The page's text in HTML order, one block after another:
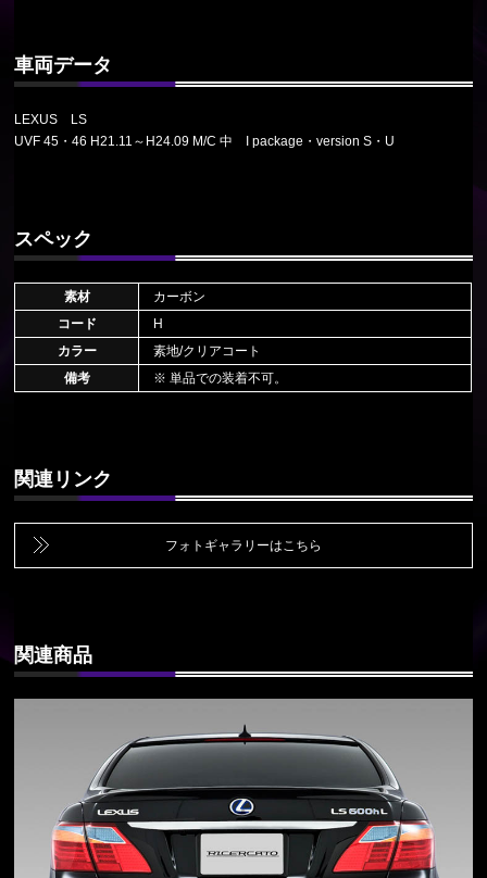
車両データ
LEXUS LS
UVF 45・46 H21.11～H24.09 M/C 中 I package・version S・U
スペック
素材
カーボン
コード
H
カラー
素地/クリアコート
備考
※ 単品での装着不可。
関連リンク
フォトギャラリーはこちら
関連商品